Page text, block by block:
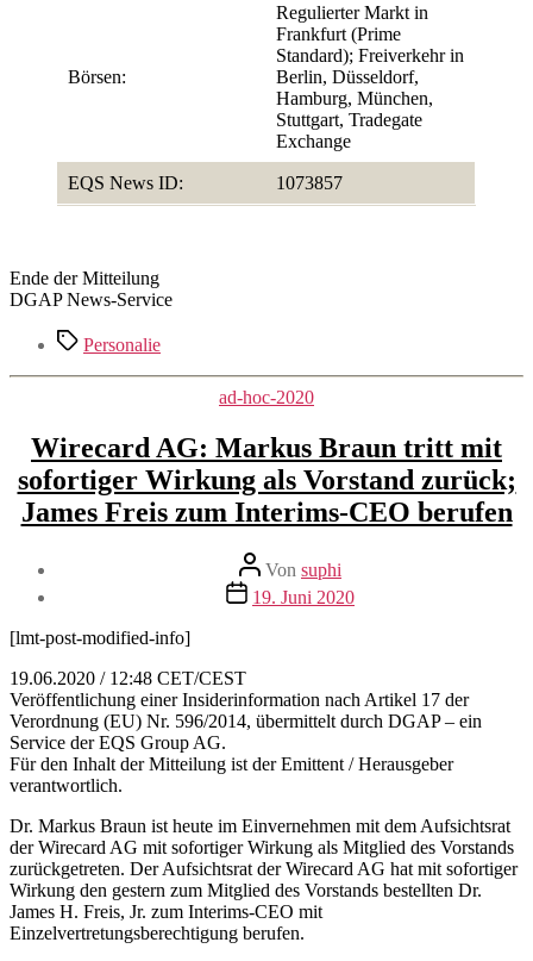
Börsen:
Regulierter Markt in
Frankfurt (Prime
Standard); Freiverkehr in
Berlin, Düsseldorf,
Hamburg, München,
Stuttgart, Tradegate
Exchange
EQS News ID: 1073857
Ende der Mitteilung
DGAP News-Service
Schlagwörter
Personalie
Kategorien
ad-hoc-2020
Wirecard AG: Markus Braun tritt mit
sofortiger Wirkung als Vorstand zurück;
James Freis zum Interims-CEO berufen
Beitragsautor
Von suphi
Veröffentlichungsdatum
19. Juni 2020
[lmt-post-modified-info]
19.06.2020 / 12:48 CET/CEST
Veröffentlichung einer Insiderinformation nach Artikel 17 der
Verordnung (EU) Nr. 596/2014, übermittelt durch DGAP – ein
Service der EQS Group AG.
Für den Inhalt der Mitteilung ist der Emittent / Herausgeber
verantwortlich.
Dr. Markus Braun ist heute im Einvernehmen mit dem Aufsichtsrat
der Wirecard AG mit sofortiger Wirkung als Mitglied des Vorstands
zurückgetreten. Der Aufsichtsrat der Wirecard AG hat mit sofortiger
Wirkung den gestern zum Mitglied des Vorstands bestellten Dr.
James H. Freis, Jr. zum Interims-CEO mit
Einzelvertretungsberechtigung berufen.